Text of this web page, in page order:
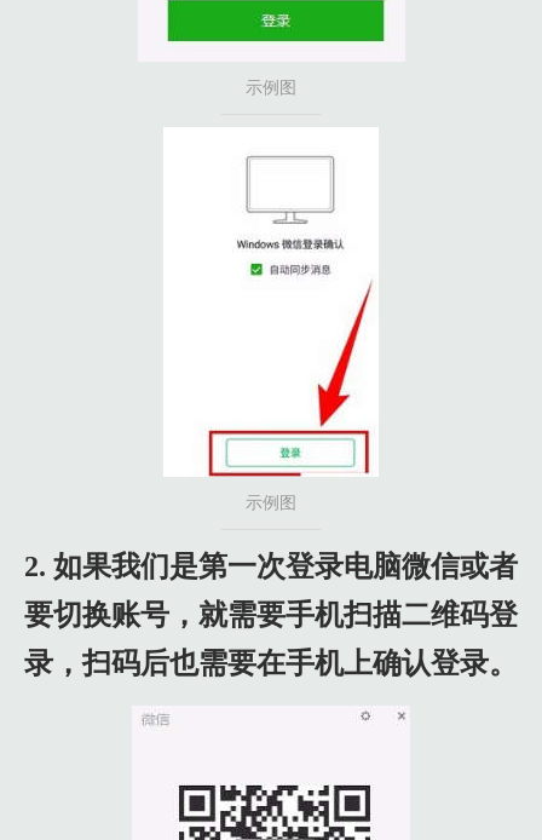
示例图
示例图
2. 如果我们是第一次登录电脑微信或者
要切换账号，就需要手机扫描二维码登
录，扫码后也需要在手机上确认登录。